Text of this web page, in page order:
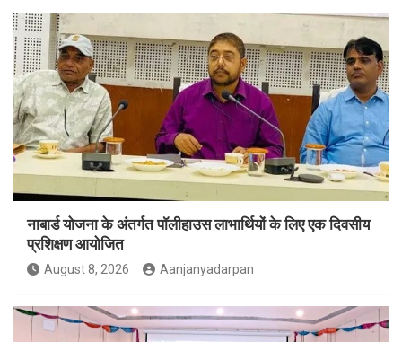
नाबार्ड योजना के अंतर्गत पॉलीहाउस लाभार्थियों के लिए एक दिवसीय
प्रशिक्षण आयोजित
August 8, 2026 Aanjanyadarpan